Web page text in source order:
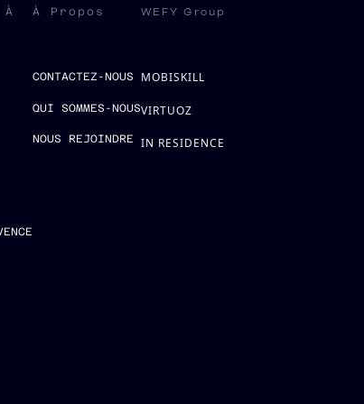
À Propos
CONTACTEZ-NOUS
QUI SOMMES-NOUS
NOUS REJOINDRE
WEFY Group
MOBISKILL
VIRTUOZ
IN RESIDENCE